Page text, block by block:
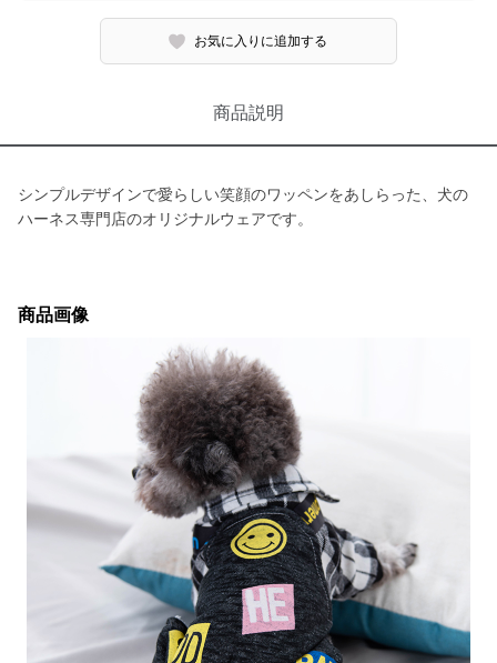
お気に入りに追加する
商品説明
シンプルデザインで愛らしい笑顔のワッペンをあしらった、犬の
ハーネス専門店のオリジナルウェアです。
商品画像